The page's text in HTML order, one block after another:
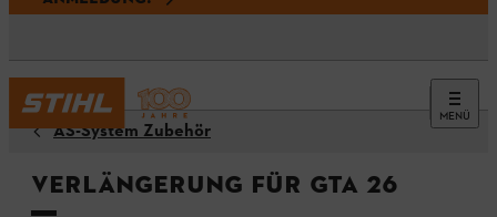
MENÜ
AS-System Zubehör
Verlängerung für GTA 26